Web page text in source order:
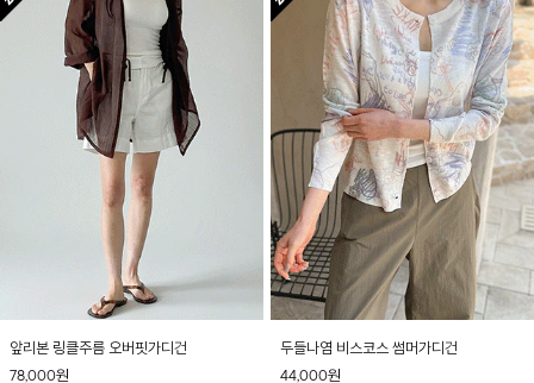
앞리본 링클주름 오버핏가디건
78,000원
두들나염 비스코스 썸머가디건
44,000원